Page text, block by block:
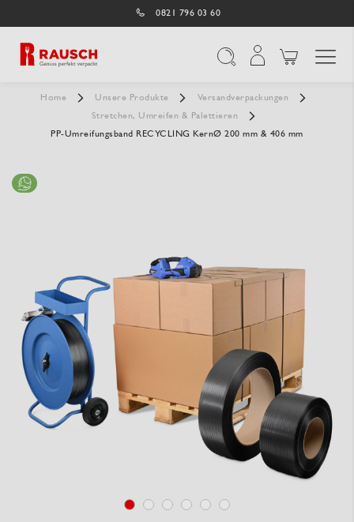
0821 796 03 60
Home Unsere Produkte
Versandverpackungen
Stretchen, Umreifen & Palettieren
PP-Umreifungsband RECYCLING KernØ 200 mm & 406 mm